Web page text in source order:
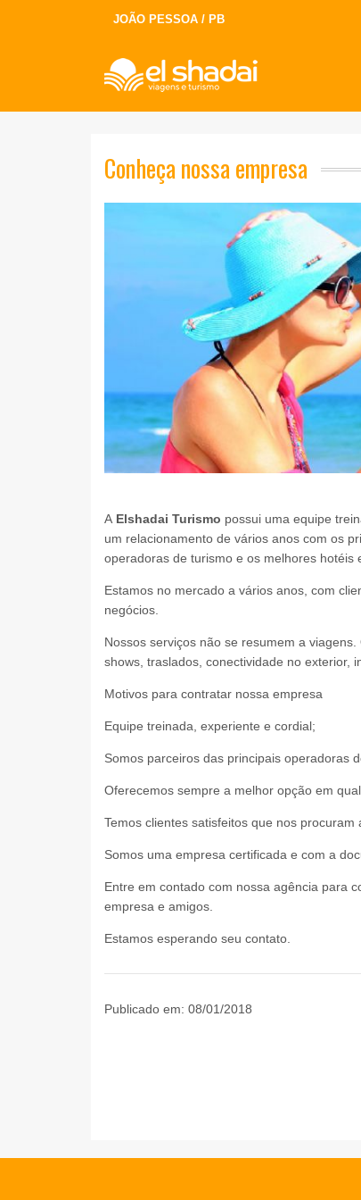
JOÃO PESSOA / PB
Conheça nossa empresa
A Elshadai Turismo possui uma equipe
um relacionamento de vários anos com os
operadoras de turismo e os melhores hotéis
Estamos no mercado a vários anos, com
negócios.
Nossos serviços não se resumem a
shows, traslados, conectividade no exterior,
Motivos para contratar nossa empresa
Equipe treinada, experiente e cordial;
Somos parceiros das principais operadoras
Oferecemos sempre a melhor opção em
Temos clientes satisfeitos que nos procuram
Somos uma empresa certificada e com a
Entre em contado com nossa agência para
empresa e amigos.
Estamos esperando seu contato.
Publicado em: 08/01/2018